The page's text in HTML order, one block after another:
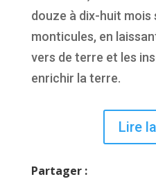
douze à dix-huit mois
monticules, en
vers de terre et les
enrichir la terre.
Lire
Partager :